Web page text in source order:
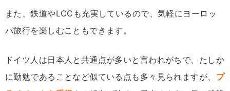
また、鉄道やLCCも充実しているので、気軽にヨーロッ
パ旅行を楽しむこともできます。
ドイツ人は日本人と共通点が多いと言われがちで、たしか
に勤勉であることなど似ている点も多々見られますが、 プ